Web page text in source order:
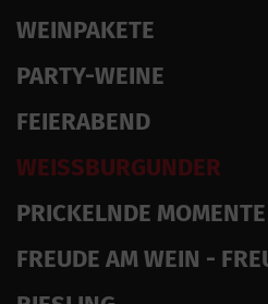
WEINPAKETE
PARTY-WEINE
FEIERABEND
WEISSBURGUNDER
PRICKELNDE MOMENTE
FREUDE AM WEIN -